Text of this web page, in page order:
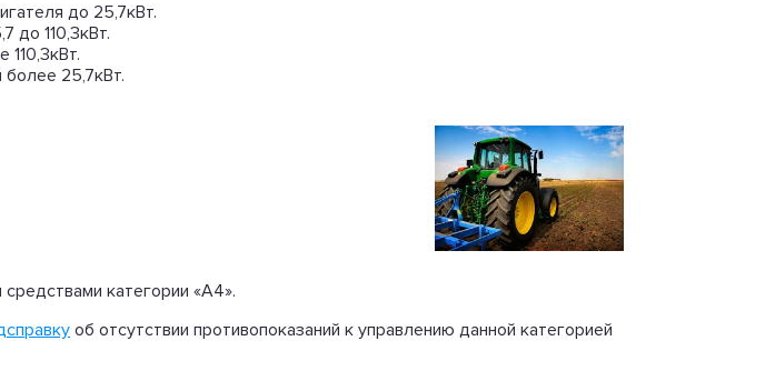
до 25,7кВт.
до 110,3кВт.
25,7кВт.
категории «А4».
об отсутствии противопоказаний к управлению данной категорией